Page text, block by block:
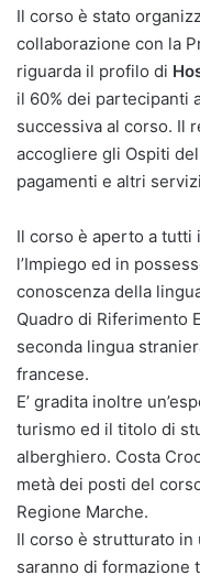
Il corso è stato
collaborazione con la
riguarda il profilo di
il 60% dei partecipanti
successiva al corso. Il
accogliere gli Ospiti
pagamenti e altri
Il corso è aperto a
l’Impiego ed in
conoscenza della
Quadro di Riferimento
seconda lingua
francese.
E’ gradita inoltre
turismo ed il titolo di
alberghiero. Costa
metà dei posti del
Regione Marche.
Il corso è strutturato in
saranno di formazione